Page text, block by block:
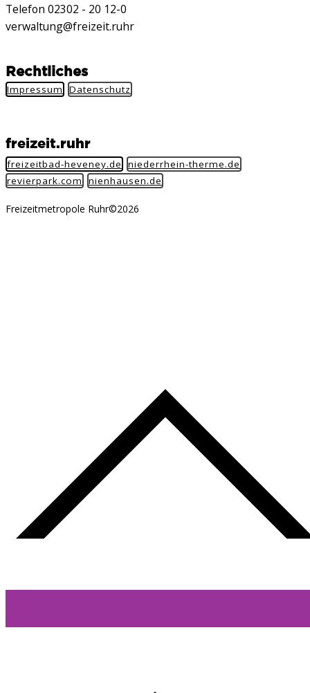
Telefon 02302 - 20 12-0
verwaltung@freizeit.ruhr
Rechtliches
Impressum Datenschutz
freizeit.ruhr
freizeitbad-heveney.de
niederrhein-therme.de
revierpark.com
nienhausen.de
Freizeitmetropole Ruhr©2026